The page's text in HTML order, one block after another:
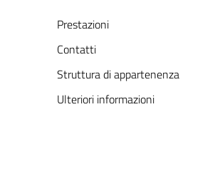
Prestazioni
Contatti
Struttura di appartenenza
Ulteriori informazioni